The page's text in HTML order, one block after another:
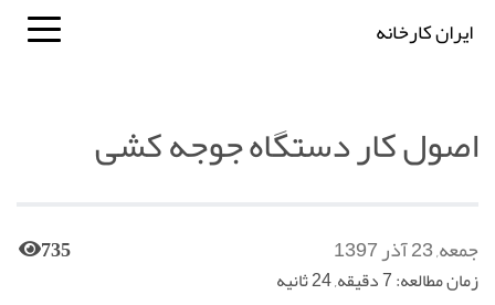
ایران کارخانه
اصول کار دستگاه جوجه کشی
جمعه, 23 آذر 1397 735
زمان مطالعه: 7 دقیقه, 24 ثانیه